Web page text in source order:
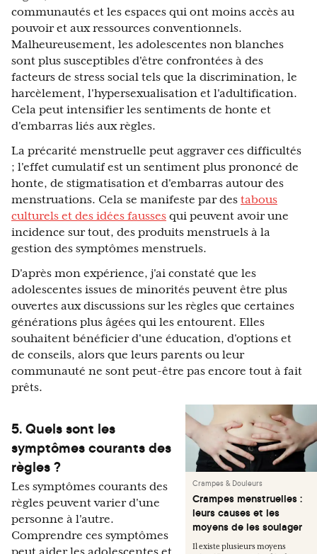
communautés et les espaces qui ont moins accès au
pouvoir et aux ressources conventionnels.
Malheureusement, les adolescentes non blanches
sont plus susceptibles d'être confrontées à des
facteurs de stress social tels que la discrimination, le
harcèlement, l'hypersexualisation et l'adultification.
Cela peut intensifier les sentiments de honte et
d'embarras liés aux règles.
La précarité menstruelle peut aggraver ces difficultés
; l'effet cumulatif est un sentiment plus prononcé de
honte, de stigmatisation et d'embarras autour des
menstruations. Cela se manifeste par des tabous
culturels et des idées fausses qui peuvent avoir une
incidence sur tout, des produits menstruels à la
gestion des symptômes menstruels.
D'après mon expérience, j'ai constaté que les
adolescentes issues de minorités peuvent être plus
ouvertes aux discussions sur les règles que certaines
générations plus âgées qui les entourent. Elles
souhaitent bénéficier d'une éducation, d'options et
de conseils, alors que leurs parents ou leur
communauté ne sont peut-être pas encore tout à fait
prêts.
Crampes & Douleurs
Crampes menstruelles :
leurs causes et les
moyens de les soulager
Il existe plusieurs moyens
5. Quels sont les
symptômes courants des
règles ?
Les symptômes courants des
règles peuvent varier d'une
personne à l'autre.
Comprendre ces symptômes